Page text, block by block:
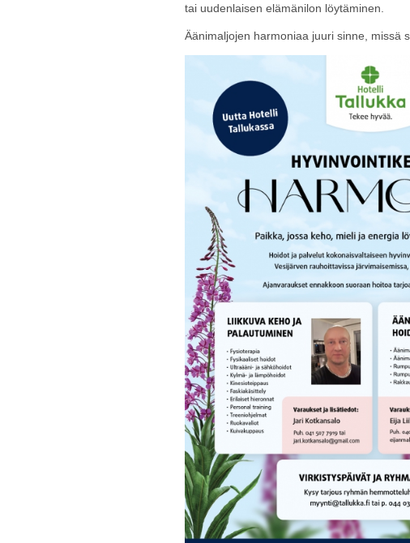
tai uudenlaisen elämänilon löytäminen.
Äänimaljojen harmoniaa juuri sinne, missä